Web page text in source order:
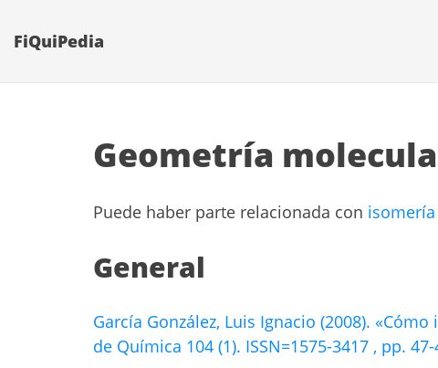
FiQuiPedia
Geometría
Puede haber parte relacionada con isomería
General
García González, Luis Ignacio (2008).
de Química 104 (1). ISSN=1575-3417 , pp. 47-